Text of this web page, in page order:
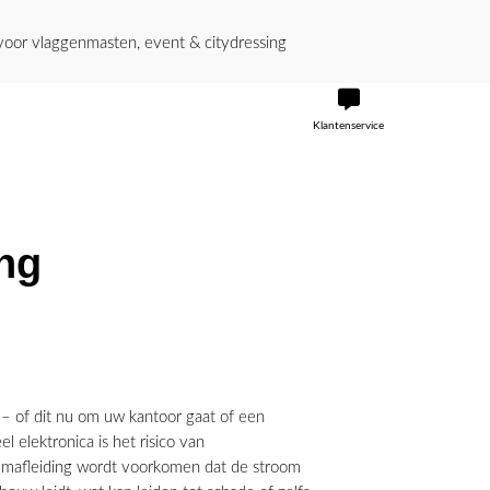
vlaggenmasten, event & citydressing
Klantenservice
of dit nu om uw kantoor gaat of een
elektronica is het risico van
wordt voorkomen dat de stroom